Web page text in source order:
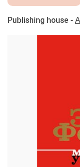
Publishing house -